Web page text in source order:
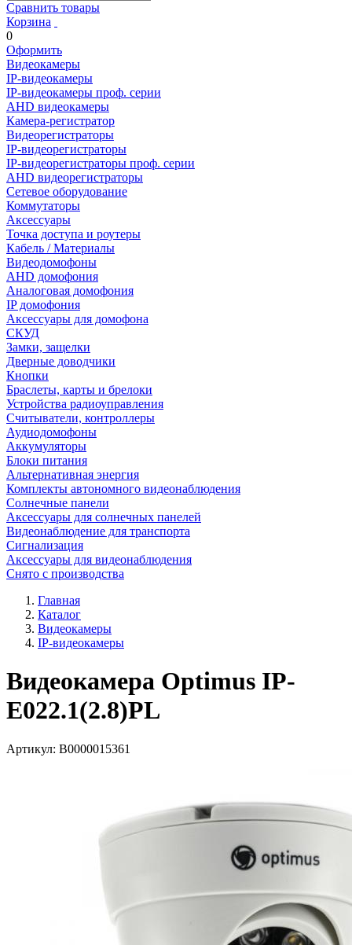
Сравнить товары
Корзина
0
Оформить
Видеокамеры
IP-видеокамеры
IP-видеокамеры проф. серии
AHD видеокамеры
Камера-регистратор
Видеорегистраторы
IP-видеорегистраторы
IP-видеорегистраторы проф. серии
AHD видеорегистраторы
Сетевое оборудование
Коммутаторы
Аксессуары
Точка доступа и роутеры
Кабель / Материалы
Видеодомофоны
AHD домофония
Аналоговая домофония
IP домофония
Аксессуары для домофона
СКУД
Замки, защелки
Дверные доводчики
Кнопки
Браслеты, карты и брелоки
Устройства радиоуправления
Считыватели, контроллеры
Аудиодомофоны
Аккумуляторы
Блоки питания
Альтернативная энергия
Комплекты автономного видеонаблюдения
Солнечные панели
Аксессуары для солнечных панелей
Видеонаблюдение для транспорта
Сигнализация
Аксессуары для видеонаблюдения
Снято с производства
Главная
Каталог
Видеокамеры
IP-видеокамеры
Видеокамера Optimus IP-
E022.1(2.8)PL
Артикул: В0000015361